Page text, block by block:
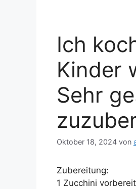
Ich
Kinder
Sehr
Oktober 18, 2024 von
Zubereitung:
1 Zucchini